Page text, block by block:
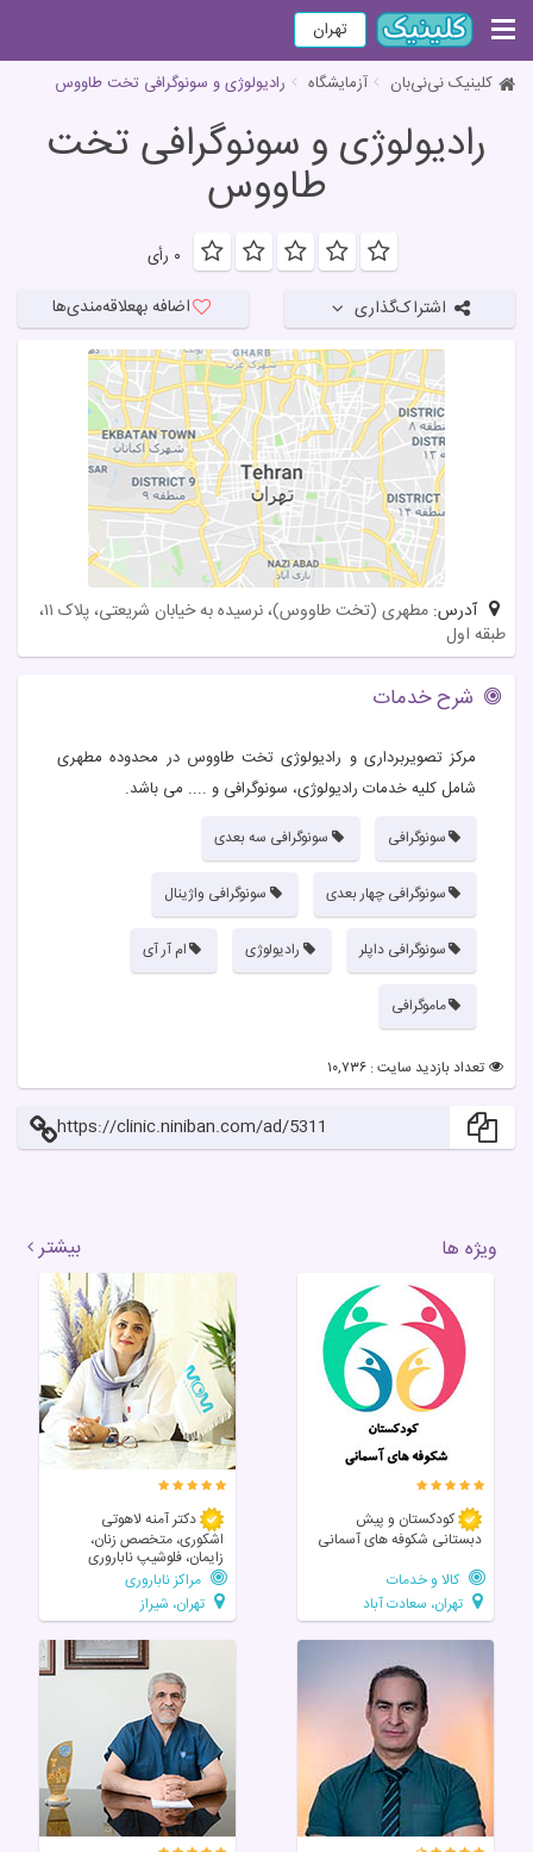
تهران
کلینیک نی‌نی‌بان آزمایشگاه رادیولوژی و سونوگرافی تخت طاووس
رادیولوژی و سونوگرافی تخت
طاووس
۰ رأی
اشتراک‌گذاری اضافه بهعلاقه‌مندی‌ها
آدرس:
مطهری (تخت طاووس)، نرسیده به خیابان شریعتی، پلاک ۱۱،
طبقه اول
شرح خدمات
مرکز تصویربرداری و رادیولوژی تخت طاووس در محدوده مطهری
شامل کلیه خدمات رادیولوژی، سونوگرافی و .... می باشد.
سونوگرافی سونوگرافی سه بعدی
سونوگرافی چهار بعدی سونوگرافی واژینال
سونوگرافی داپلر رادیولوژی ام آر آی
ماموگرافی
تعداد بازدید سایت : ۱۰,۷۳۶
https://clinic.niniban.com/ad/5311
ویژه ها بیشتر
کودکستان و پیش
دبستانی شکوفه های آسمانی
کالا و خدمات
تهران، سعادت آباد
دکتر آمنه لاهوتی
اشکوری، متخصص زنان،
زایمان، فلوشیپ ناباروری
مراکز ناباروری
تهران، شیراز